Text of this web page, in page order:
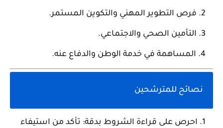
فرص التطوير المهني والتكوين المستمر.
التأمين الصحي والاجتماعي.
المساهمة في خدمة الوطن والدفاع عنه.
نصائح للمترشحين
احرص على قراءة الشروط بدقة: تأكد من استيفاء